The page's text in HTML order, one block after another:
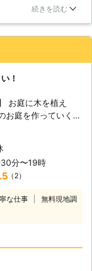
、草刈りや伐採につ
意して定期的に改善
環境になるでしょ
とされております
の改善効果が期待出
は育ちきってしまっ
事によって、室内の
の得られる事なども
た、空き家とされて
も伐採を行っておく
れを軽減する事が望
伐採は数多くのメリ
が、この様にお客様
になりました。そ
すべて把握したう
続きを読む
！
お庭に木を植え
お庭を作っていくの
しみの1つと言えま
時として伐採が必要
隣の敷地内に枝が出
合などには、トラブ
採が必要になりま
が隣の敷地内に落
分〜19時
（2）
な仕事
無料現地調